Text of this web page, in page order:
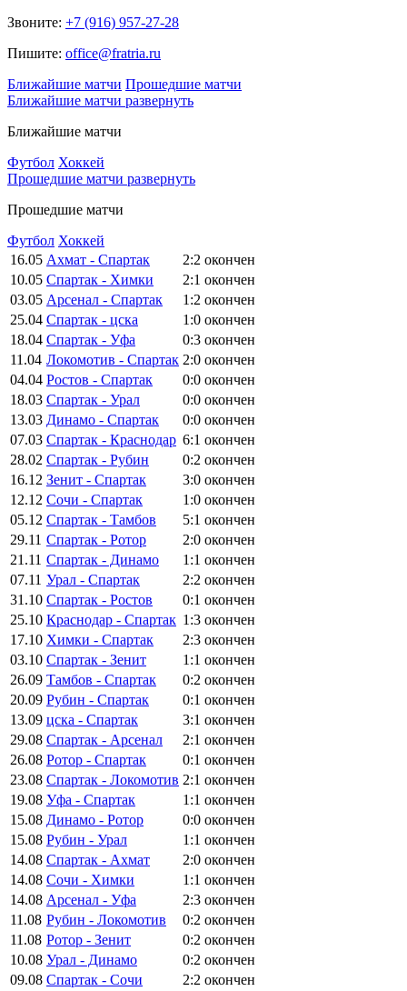
Звоните: +7 (916) 957-27-28
Пишите: office@fratria.ru
Ближайшие матчи Прошедшие матчи
Ближайшие матчи развернуть
Ближайшие матчи
Футбол Хоккей
Прошедшие матчи развернуть
Прошедшие матчи
Футбол Хоккей
16.05 Ахмат - Спартак 2:2 окончен
10.05 Спартак - Химки 2:1 окончен
03.05 Арсенал - Спартак 1:2 окончен
25.04 Спартак - цска 1:0 окончен
18.04 Спартак - Уфа 0:3 окончен
11.04 Локомотив - Спартак 2:0 окончен
04.04 Ростов - Спартак 0:0 окончен
18.03 Спартак - Урал 0:0 окончен
13.03 Динамо - Спартак 0:0 окончен
07.03 Спартак - Краснодар 6:1 окончен
28.02 Спартак - Рубин 0:2 окончен
16.12 Зенит - Спартак 3:0 окончен
12.12 Сочи - Спартак 1:0 окончен
05.12 Спартак - Тамбов 5:1 окончен
29.11 Спартак - Ротор 2:0 окончен
21.11 Спартак - Динамо 1:1 окончен
07.11 Урал - Спартак 2:2 окончен
31.10 Спартак - Ростов 0:1 окончен
25.10 Краснодар - Спартак 1:3 окончен
17.10 Химки - Спартак 2:3 окончен
03.10 Спартак - Зенит 1:1 окончен
26.09 Тамбов - Спартак 0:2 окончен
20.09 Рубин - Спартак 0:1 окончен
13.09 цска - Спартак 3:1 окончен
29.08 Спартак - Арсенал 2:1 окончен
26.08 Ротор - Спартак 0:1 окончен
23.08 Спартак - Локомотив 2:1 окончен
19.08 Уфа - Спартак 1:1 окончен
15.08 Динамо - Ротор 0:0 окончен
15.08 Рубин - Урал 1:1 окончен
14.08 Спартак - Ахмат 2:0 окончен
14.08 Сочи - Химки 1:1 окончен
14.08 Арсенал - Уфа 2:3 окончен
11.08 Рубин - Локомотив 0:2 окончен
11.08 Ротор - Зенит 0:2 окончен
10.08 Урал - Динамо 0:2 окончен
09.08 Спартак - Сочи 2:2 окончен